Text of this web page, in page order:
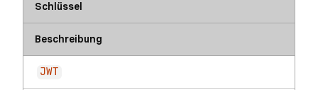
Schlüssel
Beschreibung
JWT